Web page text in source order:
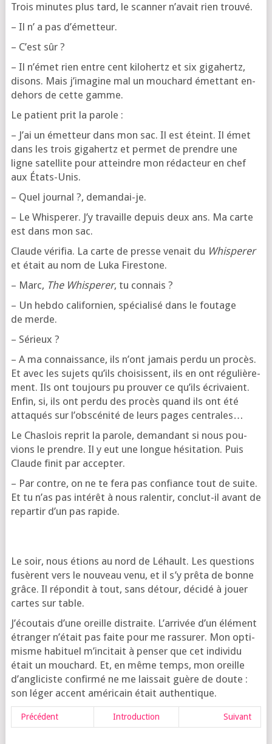
Trois minutes plus tard, le scan­ner n’a­vait rien trouvé.
– Il n’ a pas d’émetteur.
– C’est sûr ?
– Il n’é­met rien entre cent kilo­hertz et six giga­hertz,
disons. Mais j’i­ma­gine mal un mou­chard émet­tant en-
dehors de cette gamme.
Le patient prit la parole :
– J’ai un émet­teur dans mon sac. Il est éteint. Il émet
dans les trois giga­hertz et per­met de prendre une
ligne satel­lite pour atteindre mon rédac­teur en chef
aux États-Unis.
– Quel jour­nal ?, demandai-je.
– Le Whis­pe­rer. J’y tra­vaille depuis deux ans. Ma carte
est dans mon sac.
Claude véri­fia. La carte de presse venait du Whis­pe­rer
et était au nom de Luka Firestone.
– Marc, The Whis­pe­rer, tu connais ?
– Un heb­do cali­for­nien, spé­cia­li­sé dans le fou­tage
de merde.
– Sérieux ?
– A ma connais­sance, ils n’ont jamais per­du un pro­cès.
Et avec les sujets qu’ils choi­sissent, ils en ont régu­liè­re­
ment. Ils ont tou­jours pu prou­ver ce qu’ils écri­vaient.
Enfin, si, ils ont per­du des pro­cès quand ils ont été
atta­qués sur l’obs­cé­ni­té de leurs pages centrales…
Le Chas­lois reprit la parole, deman­dant si nous pou­
vions le prendre. Il y eut une longue hési­ta­tion. Puis
Claude finit par accepter.
– Par contre, on ne te fera pas confiance tout de suite.
Et tu n’as pas inté­rêt à nous ralen­tir, conclut-il avant de
repar­tir d’un pas rapide.
Le soir, nous étions au nord de Léhault. Les ques­tions
fusèrent vers le nou­veau venu, et il s’y prê­ta de bonne
grâce. Il répon­dit à tout, sans détour, déci­dé à jouer
cartes sur table.
J’é­cou­tais d’une oreille dis­traite. L’ar­ri­vée d’un élé­ment
étran­ger n’é­tait pas faite pour me ras­su­rer. Mon opti­
misme habi­tuel m’in­ci­tait à pen­ser que cet indi­vi­du
était un mou­chard. Et, en même temps, mon oreille
d’an­gli­ciste confir­mé ne me lais­sait guère de doute :
son léger accent amé­ri­cain était authentique.
Pré­cé­dent Intro­duc­tion Sui­vant